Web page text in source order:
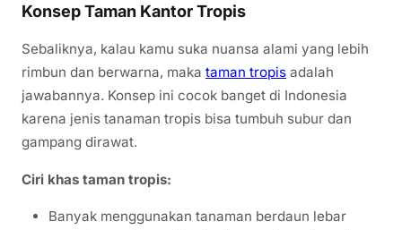
Konsep Taman Kantor Tropis
Sebaliknya, kalau kamu suka nuansa alami yang lebih
rimbun dan berwarna, maka taman tropis adalah
jawabannya. Konsep ini cocok banget di Indonesia
karena jenis tanaman tropis bisa tumbuh subur dan
gampang dirawat.
Ciri khas taman tropis:
Banyak menggunakan tanaman berdaun lebar